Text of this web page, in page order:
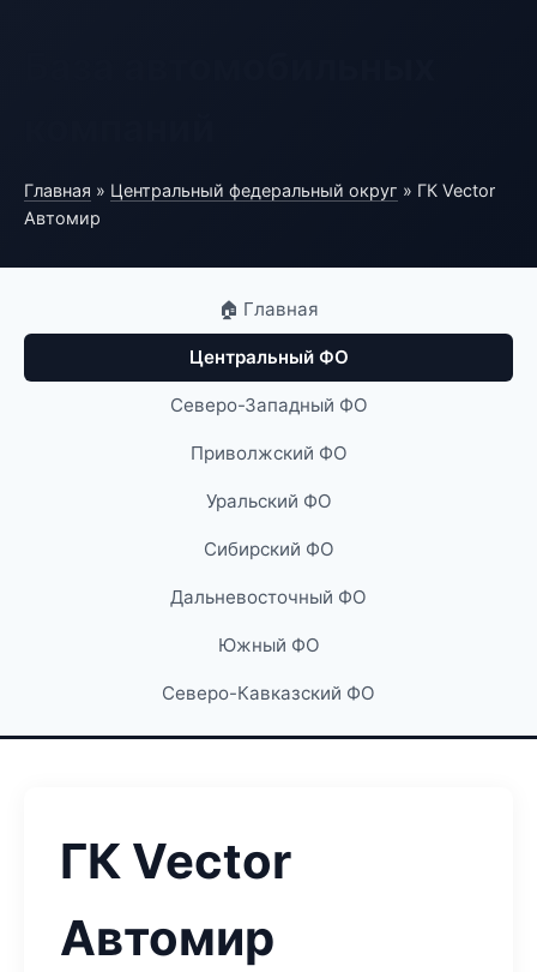
Главная » Центральный федеральный округ » ГК Vector
Автомир
🏠 Главная
Центральный ФО
Северо-Западный ФО
Приволжский ФО
Уральский ФО
Сибирский ФО
Дальневосточный ФО
Южный ФО
Северо-Кавказский ФО
ГК Vector
Автомир